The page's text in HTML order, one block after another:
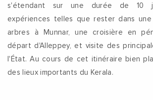
s'étendant sur une durée de 10
expériences telles que rester dans
arbres à Munnar, une croisière en
départ d'Alleppey, et visite des
l'État. Au cours de cet itinéraire bien
des lieux importants du Kerala.